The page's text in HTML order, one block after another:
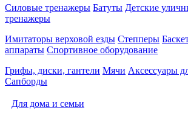
Силовые тренажеры Батуты Детские
тренажеры
Имитаторы верховой езды Степперы
аппараты Спортивное оборудование
Грифы, диски, гантели Мячи Аксессуары
Сапборды
Для дома и семьи